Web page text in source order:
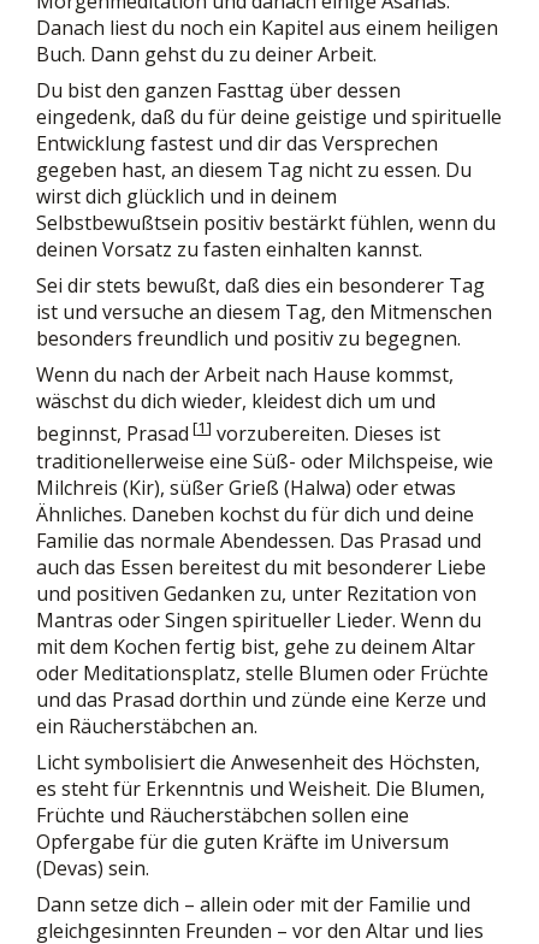
Danach liest du noch ein Kapitel aus einem heiligen
Buch. Dann gehst du zu deiner Arbeit.
Du bist den ganzen Fasttag über dessen
eingedenk, daß du für deine geistige und spirituelle
Entwicklung fastest und dir das Versprechen
gegeben hast, an diesem Tag nicht zu essen. Du
wirst dich glücklich und in deinem
Selbstbewußtsein positiv bestärkt fühlen, wenn du
deinen Vorsatz zu fasten einhalten kannst.
Sei dir stets bewußt, daß dies ein besonderer Tag
ist und versuche an diesem Tag, den Mitmenschen
besonders freundlich und positiv zu begegnen.
Wenn du nach der Arbeit nach Hause kommst,
wäschst du dich wieder, kleidest dich um und
beginnst, Prasad [1] vorzubereiten. Dieses ist
traditionellerweise eine Süß- oder Milchspeise, wie
Milchreis (Kir), süßer Grieß (Halwa) oder etwas
Ähnliches. Daneben kochst du für dich und deine
Familie das normale Abendessen. Das Prasad und
auch das Essen bereitest du mit besonderer Liebe
und positiven Gedanken zu, unter Rezitation von
Mantras oder Singen spiritueller Lieder. Wenn du
mit dem Kochen fertig bist, gehe zu deinem Altar
oder Meditationsplatz, stelle Blumen oder Früchte
und das Prasad dorthin und zünde eine Kerze und
ein Räucherstäbchen an.
Licht symbolisiert die Anwesenheit des Höchsten,
es steht für Erkenntnis und Weisheit. Die Blumen,
Früchte und Räucherstäbchen sollen eine
Opfergabe für die guten Kräfte im Universum
(Devas) sein.
Dann setze dich – allein oder mit der Familie und
gleichgesinnten Freunden – vor den Altar und lies